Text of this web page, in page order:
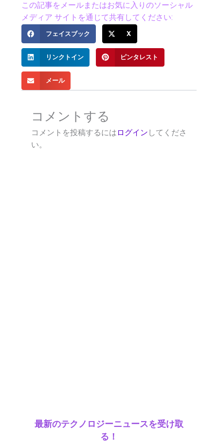
この記事をメールまたはお気に入りのソーシャル
メディア サイトを通じて共有してください:
フェイスブック X
リンクトイン ピンタレスト
メール
コメントする
コメントを投稿するには ログイン してくださ
い。
最新のテクノロジーニュースを受け取
る！